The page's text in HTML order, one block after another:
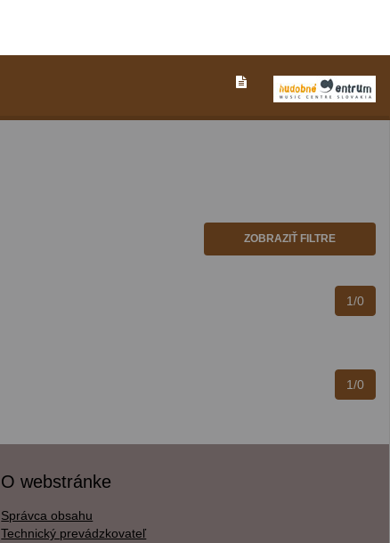
ZOBRAZIŤ FILTRE
1/0
1/0
O webstránke
Správca obsahu
Technický prevádzkovateľ